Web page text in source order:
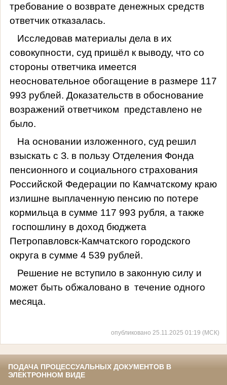
требование о возврате денежных средств
ответчик отказалась.
Исследовав материалы дела в их
совокупности, суд пришёл к выводу, что со
стороны ответчика имеется
неосновательное обогащение в размере 117
993 рублей. Доказательств в обоснование
возражений ответчиком представлено не
было.
На основании изложенного, суд решил
взыскать с З. в пользу Отделения Фонда
пенсионного и социального страхования
Российской Федерации по Камчатскому краю
излишне выплаченную пенсию по потере
кормильца в сумме 117 993 рубля, а также
госпошлину в доход бюджета
Петропавловск-Камчатского городского
округа в сумме 4 539 рублей.
Решение не вступило в законную силу и
может быть обжаловано в течение одного
месяца.
опубликовано 25.11.2025 01:19 (МСК)
ПОДАЧА ПРОЦЕССУАЛЬНЫХ ДОКУМЕНТОВ В
ЭЛЕКТРОННОМ ВИДЕ